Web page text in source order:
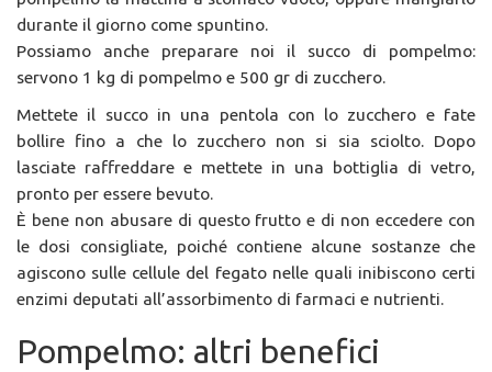
durante il giorno come spuntino.
Possiamo anche preparare noi il succo di pompelmo:
servono 1 kg di pompelmo e 500 gr di zucchero.
Mettete il succo in una pentola con lo zucchero e fate
bollire fino a che lo zucchero non si sia sciolto. Dopo
lasciate raffreddare e mettete in una bottiglia di vetro,
pronto per essere bevuto.
È bene non abusare di questo frutto e di non eccedere con
le dosi consigliate, poiché contiene alcune sostanze che
agiscono sulle cellule del fegato nelle quali inibiscono certi
enzimi deputati all’assorbimento di farmaci e nutrienti.
Pompelmo: altri benefici